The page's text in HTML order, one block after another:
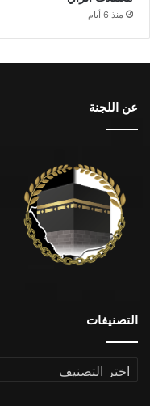
منذ 6 أيام
عن اللجنة
التصنيفات
التصنيفات